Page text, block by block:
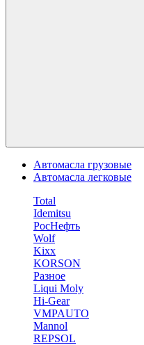
Автомасла грузовые
Автомасла легковые
Total
Idemitsu
РосНефть
Wolf
Kixx
KORSON
Разное
Liqui Moly
Hi-Gear
VMPAUTO
Mannol
REPSOL